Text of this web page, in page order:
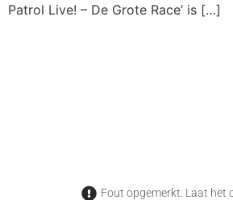
Patrol Live! – De Grote Race’ is […]
Fout opgemerkt. Laat het